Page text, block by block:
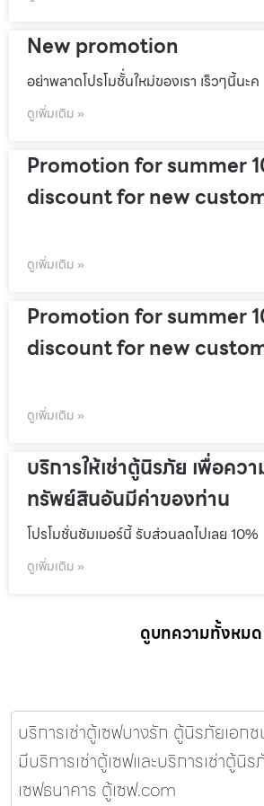
New promotion
อย่าพลาดโปรโมชั้่นใหม่ของเรา เร็วๆนี้นะค
ดูเพิ่มเติม »
Promotion for summer
discount for new
ดูเพิ่มเติม »
Promotion for summer
discount for new
ดูเพิ่มเติม »
บริการให้เช่าตู้นิรภัย เพื่อคว
ทรัพย์สินอันมีค่าของท่าน
โปรโมชั่นชัมเมอร์นี้ รับส่วนลดไปเลย 10%
ดูเพิ่มเติม »
ดูบทความทั้งหมด
บริการเช่าตู้เซฟบางรัก ตู้นิรภัยเอก
มีบริการเช่าตู้เซฟและบริการเช่าตู้นิ
เซฟธนาคาร ตู้เซฟ.com